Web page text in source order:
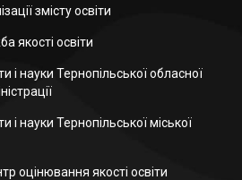
змісту освіти
якості освіти
і науки Тернопільської обласної
і науки Тернопільської міської
оцінювання якості освіти